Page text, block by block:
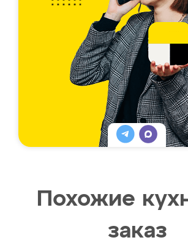
Похожие
заказ